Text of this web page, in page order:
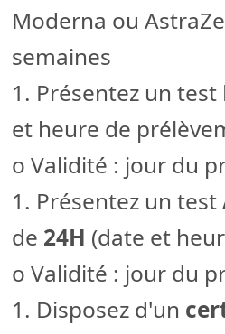
Moderna ou
semaines
1. Présentez un test
et heure de
o Validité : jour du
1. Présentez un test
de 24H (date et
o Validité : jour du
1. Disposez d'un